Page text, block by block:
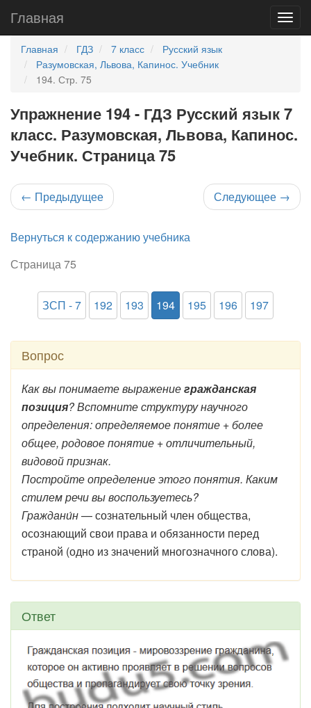
Главная
Главная ГДЗ 7 класс
Русский язык
Разумовская, Львова, Капинос. Учебник
194. Стр. 75
Упражнение 194 - ГДЗ Русский язык 7
класс. Разумовская, Львова, Капинос.
Учебник. Страница 75
← Предыдущее Следующее →
Вернуться к содержанию учебника
Страница 75
ЗСП - 7 192 193 194 195 196 197
Вопрос
Как вы понимаете выражениегражданская
позиция? Вспомните структуру научного
определения: определяемое понятие + более
общее, родовое понятие + отличительный,
видовой признак.
Постройте определение этого понятия. Каким
стилем речи вы воспользуетесь?
Граждани́н— сознательный член общества,
осознающий свои права и обязанности перед
страной (одно из значений многозначного слова).
Ответ